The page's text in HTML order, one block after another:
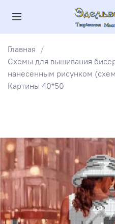
Главная
Схемы для вышивания
нанесенным рисунком
Картины 40*50